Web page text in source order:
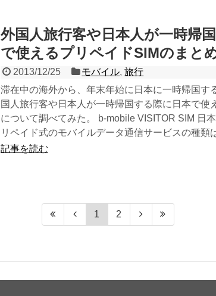
外国人旅行客や日本人が一時帰
で使えるプリペイドSIMのまと
2013/12/25 モバイル,旅行
滞在中の海外から、年末年始に日本に一時帰国す
国人旅行客や日本人が一時帰国する際に日本で使
について調べてみた。 b-mobile VISITOR SIM 日
リペイド式のモバイルデータ通信サービスの種類
記事を読む
1 2